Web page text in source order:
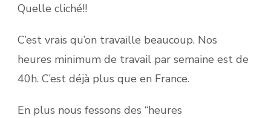
Quelle cliché!!
C’est vrais qu’on travaille beaucoup. Nos
heures minimum de travail par semaine est de
40h. C’est déjà plus que en France.
En plus nous fessons des “heures